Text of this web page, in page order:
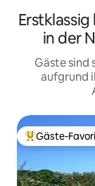
in der
Gäste sind
aufgrund
Beliebter
Gäste-